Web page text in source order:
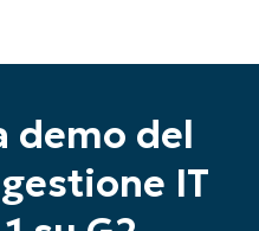
demo del
IT